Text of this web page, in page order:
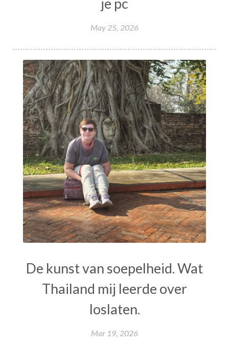
je pc
May 25, 2026
De kunst van soepelheid. Wat
Thailand mij leerde over
loslaten.
Mar 19, 2026